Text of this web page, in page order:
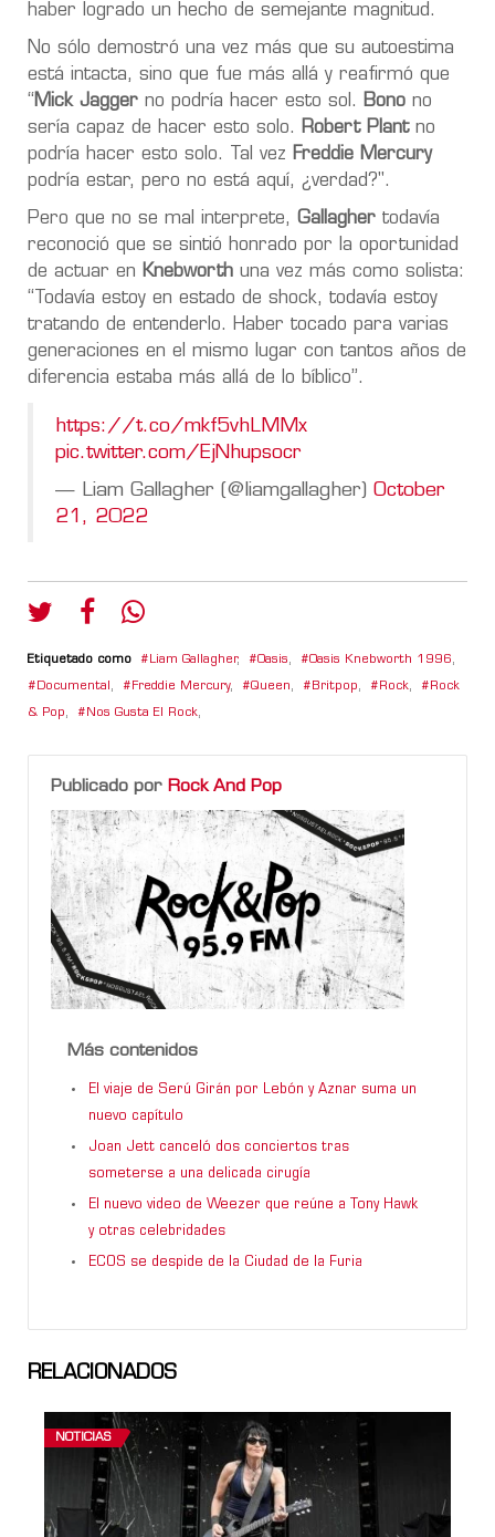
haber logrado un hecho de semejante magnitud.
No sólo demostró una vez más que su autoestima
está intacta, sino que fue más allá y reafirmó que
“ Mick Jagger no podría hacer esto sol. Bono no
sería capaz de hacer esto solo.
Robert Plantno
podría hacer esto solo. Tal vez Freddie Mercury
podría estar, pero no está aquí, ¿verdad?".
Pero que no se mal interprete, Gallagher todavía
reconoció que se sintió honrado por la oportunidad
de actuar en Knebworth una vez más como solista:
“Todavía estoy en estado de shock, todavía estoy
tratando de entenderlo. Haber tocado para varias
generaciones en el mismo lugar con tantos años de
diferencia estaba más allá de lo bíblico”.
https://t.co/mkf5vhLMMx
pic.twitter.com/EjNhupsocr
— Liam Gallagher (@liamgallagher) October
21, 2022
Etiquetado como Liam Gallagher, Oasis, Oasis Knebworth 1996,
Documental , Freddie Mercury, Queen, Britpop, Rock, Rock
& Pop, Nos Gusta El Rock,
Publicado por Rock And Pop
Más contenidos
El viaje de Serú Girán por Lebón y Aznar suma un
nuevo capítulo
Joan Jett canceló dos conciertos tras
someterse a una delicada cirugía
El nuevo video de Weezer que reúne a Tony Hawk
y otras celebridades
ECOS se despide de la Ciudad de la Furia
RELACIONADOS
NOTICIAS